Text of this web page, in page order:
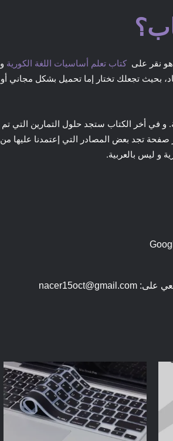
نقر على كتاب تعلم أساسيات اللغة الكورية و
بحيث تجعلك تختار إما تحميل بشكل مجاني أو
و في أخر الكتاب ستجد حلول التمارين التي تم
تجد بعض المصادر التي إعتمدنا عليها من
و ليس بالعربية.
معي على:nacer15oct@gmail.com